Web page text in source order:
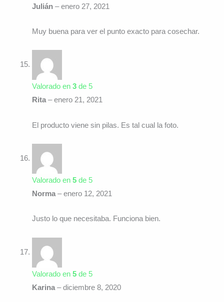
Julián – enero 27, 2021
Muy buena para ver el punto exacto para cosechar.
Valorado en 3de 5
Rita– enero 21, 2021
El producto viene sin pilas. Es tal cual la foto.
Valorado en 5de 5
Norma – enero 12, 2021
Justo lo que necesitaba. Funciona bien.
Valorado en 5de 5
Karina – diciembre 8, 2020